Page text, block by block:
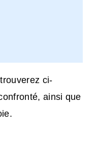
ci-
ainsi que